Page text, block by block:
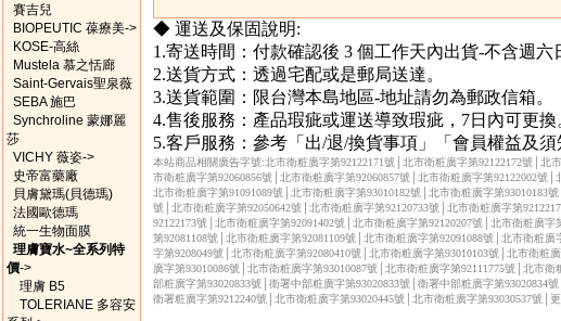
賽吉兒
BIOPEUTIC 葆療美->
KOSE-高絲
Mustela 慕之恬廊
Saint-Gervais聖泉薇
SEBA 施巴
Synchroline 蒙娜麗
莎
VICHY 薇姿->
史帝富藥廠
貝膚黛瑪(貝德瑪)
法國歐德瑪
統一生物面膜
理膚寶水~全系列特
價->
理膚 B5
TOLERIANE 多容安
◆ 運送及保固說明:
1.寄送時間：付款確認後 3 個工作天內出貨-不含週六
2.送貨方式：透過宅配或是郵局送達。
3.送貨範圍：限台灣本島地區-地址請勿為郵政信箱。
4.售後服務：產品瑕疵或運送導致瑕疵，7日內可更換
5.客戶服務：參考「出/退/換貨事項」「會員權益及須
本站商品相關廣告字號:北市衛粧廣字第92122171號│北市衛粧廣字第92122172號│北
市衛粧廣字第92060856號│北市衛粧廣字第92060857號│北市衛粧廣字第92122002號│
北市衛粧廣字第91091089號│北市衛粧廣字第93010182號│北市衛粧廣字第93010183
號│北市衛粧廣字第92050642號│北市衛粧廣字第92120733號│北市衛粧廣字第
92122173號│北市衛粧廣字第92091402號│北市衛粧廣字第92120207號│北市衛粧廣字
第92081108號│北市衛粧廣字第92081109號│北市衛粧廣字第92091088號│北市衛粧廣
字第9208049號│北市衛粧廣字第92080410號│北市衛粧廣字第93010103號│北市衛粧
廣字第93010086號│北市衛粧廣字第93010087號│北市衛粧廣字第92111775號│北市衛
部粧廣字第93020833號│衛署中部粧廣字第93020833號│衛署中部粧廣字第93020834號
衛署粧廣字第9212240號│北市衛粧廣字第93020445號│北市衛粧廣字第93030537號│更